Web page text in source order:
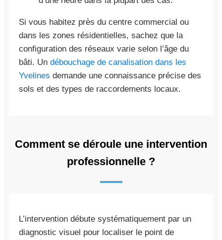
Si vous habitez près du centre commercial ou
dans les zones résidentielles, sachez que la
configuration des réseaux varie selon l’âge du
bâti. Un débouchage de canalisation dans les
Yvelines demande une connaissance précise des
sols et des types de raccordements locaux.
Comment se déroule une intervention
professionnelle ?
L’intervention débute systématiquement par un
diagnostic visuel pour localiser le point de